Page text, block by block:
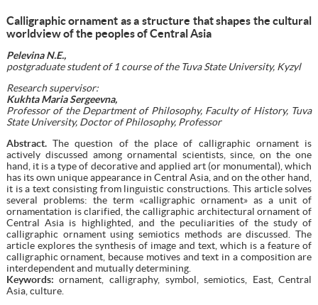
Calligraphic ornament as a structure that shapes the cultural
worldview of the peoples of Central Asia
Pelevina N.E.,
postgraduate student of 1 course of the Tuva State University, Kyzyl
Research supervisor:
Kukhta Maria Sergeevna,
Professor of the Department of Philosophy, Faculty of History, Tuva
State University, Doctor of Philosophy, Professor
Abstract.The question of the place of calligraphic ornament is
actively discussed among ornamental scientists, since, on the one
hand, it is a type of decorative and applied art (or monumental), which
has its own unique appearance in Central Asia, and on the other hand,
it is a text consisting from linguistic constructions. This article solves
several problems: the term «calligraphic ornament» as a unit of
ornamentation is clarified, the calligraphic architectural ornament of
Central Asia is highlighted, and the peculiarities of the study of
calligraphic ornament using semiotics methods are discussed. The
article explores the synthesis of image and text, which is a feature of
calligraphic ornament, because motives and text in a composition are
interdependent and mutually determining.
Keywords: ornament, calligraphy, symbol, semiotics, East, Central
Asia, culture.